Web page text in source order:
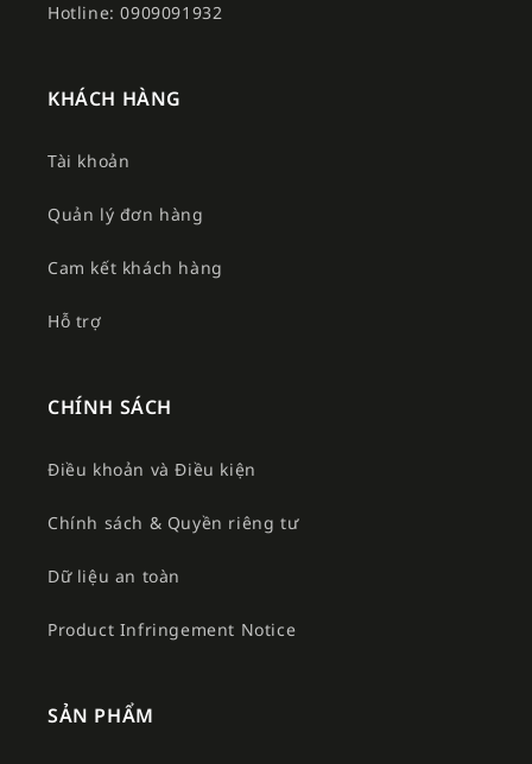
Hotline: 0909091932
KHÁCH HÀNG
Tài khoản
Quản lý đơn hàng
Cam kết khách hàng
Hỗ trợ
CHÍNH SÁCH
Điều khoản và Điều kiện
Chính sách & Quyền riêng tư
Dữ liệu an toàn
Product Infringement Notice
SẢN PHẨM